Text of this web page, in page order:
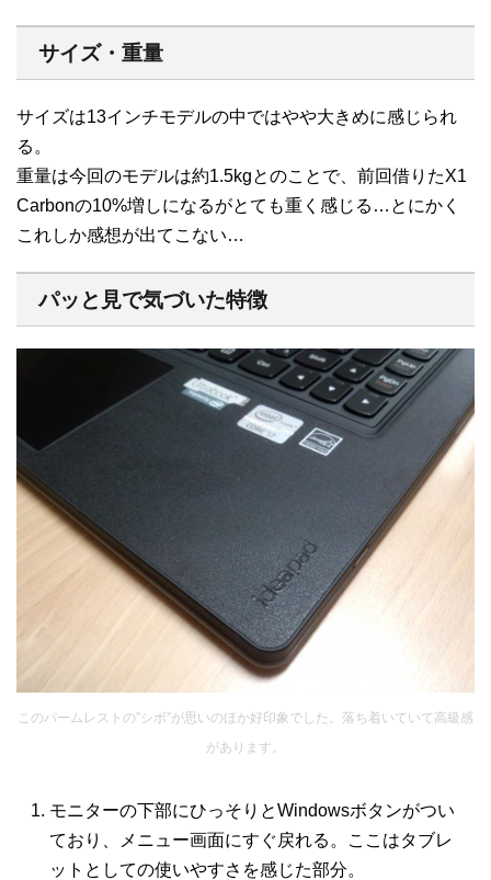
サイズ・重量
サイズは13インチモデルの中ではやや大きめに感じられ
る。
重量は今回のモデルは約1.5kgとのことで、前回借りたX1
Carbonの10%増しになるがとても重く感じる…とにかく
これしか感想が出てこない…
パッと見で気づいた特徴
このパームレストの”シボ”が思いのほか好印象でした。落ち着いていて高級感
があります。
モニターの下部にひっそりとWindowsボタンがつい
ており、メニュー画面にすぐ戻れる。ここはタブレ
ットとしての使いやすさを感じた部分。